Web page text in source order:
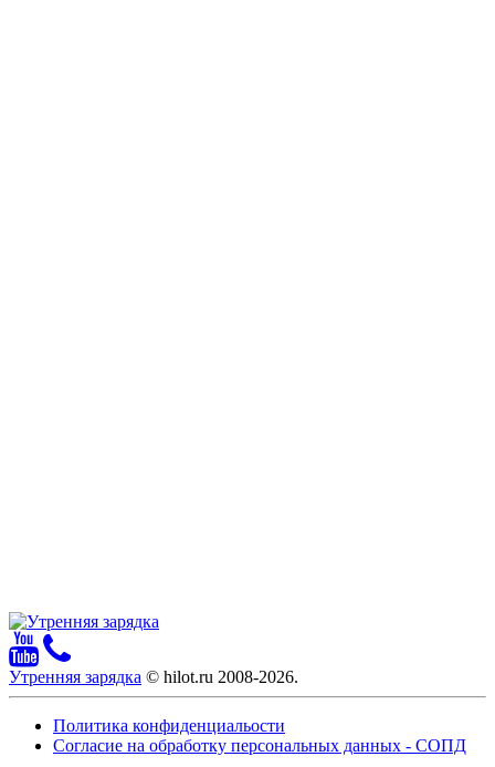
Утренняя зарядка © hilot.ru 2008-2026.
Политика конфиденциальости
Согласие на обработку персональных данных - СОПД